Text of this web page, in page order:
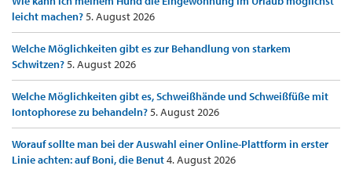
leicht machen?5. August 2026
Welche Möglichkeiten gibt es zur Behandlung von starkem
Schwitzen?5. August 2026
Welche Möglichkeiten gibt es, Schweißhände und Schweißfüße mit
Iontophorese zu behandeln?5. August 2026
Worauf sollte man bei der Auswahl einer Online-Plattform in erster
Linie achten: auf Boni, die Benut4. August 2026